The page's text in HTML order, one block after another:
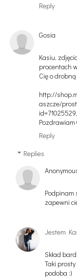
Reply
Gosia
Kasiu,
procentach
Cię o
http://
aszcze/
Pozdrawiam
Reply
Replies
Podpinam
zapewni
Jestem
Skład
Taki
podoba :)